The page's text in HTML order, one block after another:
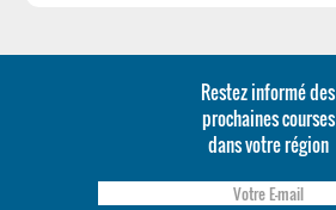
Restez informé des
prochaines courses
dans votre région